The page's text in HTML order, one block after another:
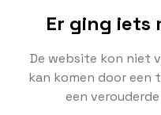
Er ging iets
De website kon niet
kan komen door
een